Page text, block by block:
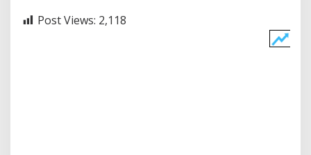
Post Views: 2,118